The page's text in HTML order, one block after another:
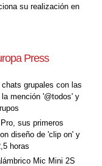
su realización en
Press
grupales con las
mención '@todos' y
sus primeros
diseño de 'clip on' y
horas
Mic Mini 2S